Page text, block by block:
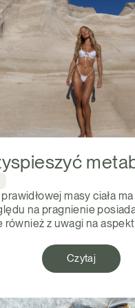
masy ciała
na pragnienie
również z uwagi na
Czytaj